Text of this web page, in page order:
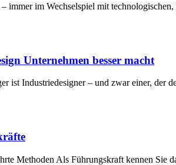
immer im Wechselspiel mit
Unternehmen besser macht
ist Industriedesigner – und zwar einer,
Methoden Als Führungskraft kennen Sie